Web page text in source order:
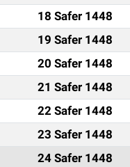
18 Safer 1448
19 Safer 1448
20 Safer 1448
21 Safer 1448
22 Safer 1448
23 Safer 1448
24 Safer 1448